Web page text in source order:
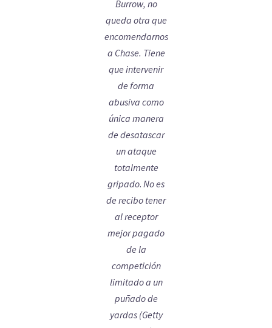
Burrow, no
queda otra que
encomendarnos
a Chase. Tiene
que intervenir
de forma
abusiva como
única manera
de desatascar
un ataque
totalmente
gripado. No es
de recibo tener
al receptor
mejor pagado
de la
competición
limitado a un
puñado de
yardas (Getty